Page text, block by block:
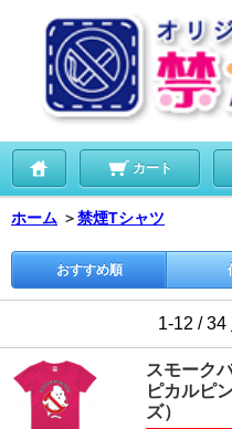
カート
ホーム ＞禁煙Tシャツ
おすすめ順
1-12 / 34
スモーク
ピカルピ
ズ）